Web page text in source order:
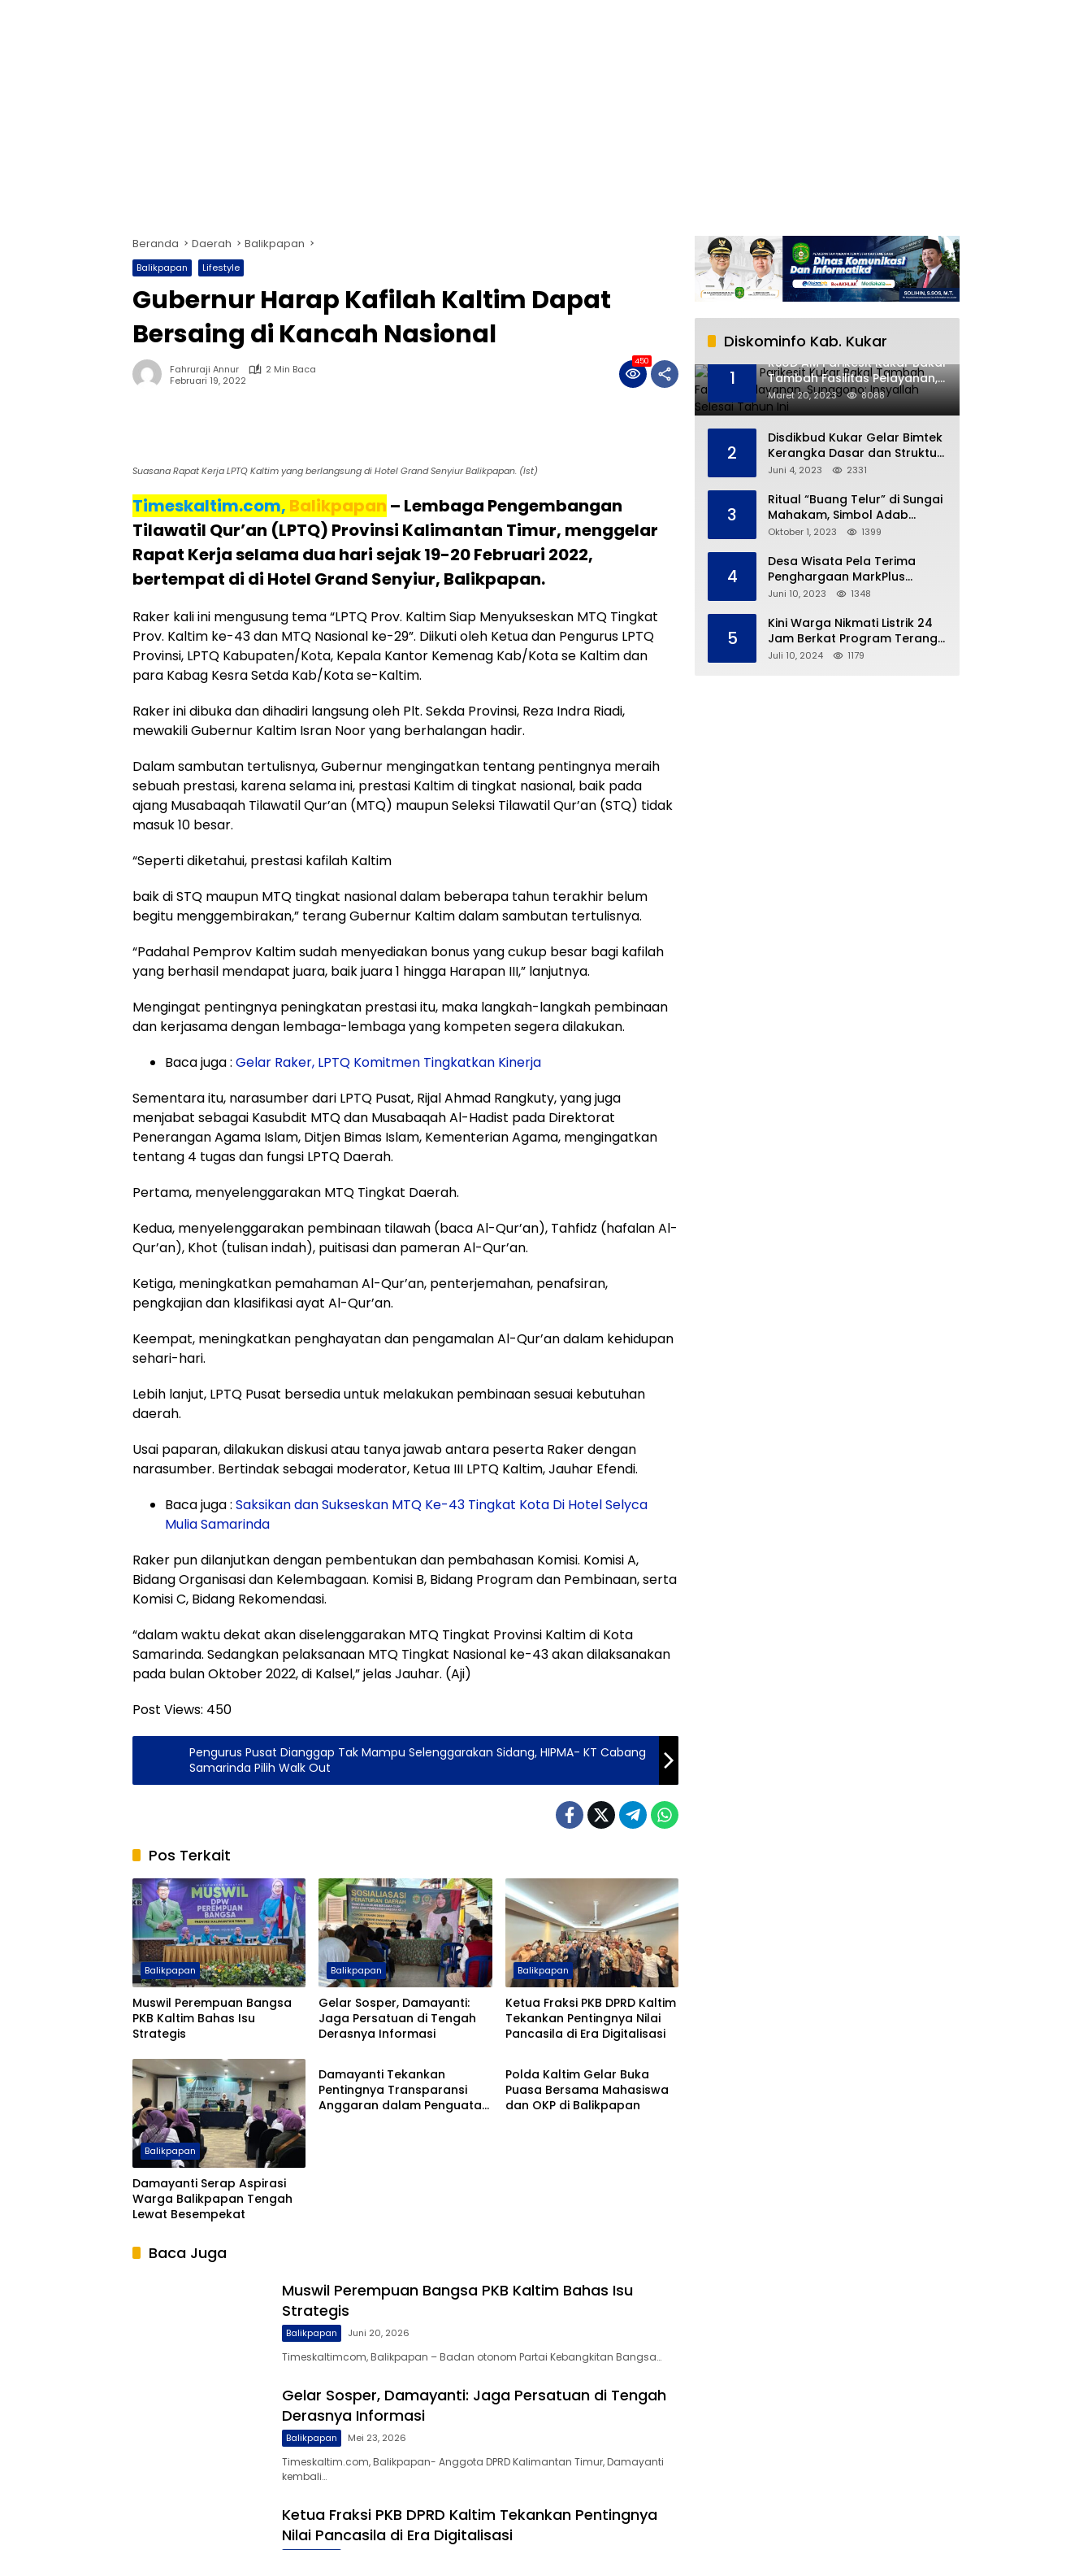
Beranda Daerah Balikpapan
Balikpapan Lifestyle
Gubernur Harap Kafilah Kaltim Dapat
Bersaing di Kancah Nasional
Fahruraji Annur
2 Min Baca
Februari 19, 2022
450
Suasana Rapat Kerja LPTQ Kaltim yang berlangsung di Hotel Grand Senyiur Balikpapan. (Ist)
Timeskaltim.com, Balikpapan – Lembaga Pengembangan
Tilawatil Qur’an (LPTQ) Provinsi Kalimantan Timur, menggelar
Rapat Kerja selama dua hari sejak 19-20 Februari 2022,
bertempat di di Hotel Grand Senyiur, Balikpapan.
Raker kali ini mengusung tema “LPTQ Prov. Kaltim Siap Menyukseskan MTQ Tingkat
Prov. Kaltim ke-43 dan MTQ Nasional ke-29”. Diikuti oleh Ketua dan Pengurus LPTQ
Provinsi, LPTQ Kabupaten/Kota, Kepala Kantor Kemenag Kab/Kota se Kaltim dan
para Kabag Kesra Setda Kab/Kota se-Kaltim.
Raker ini dibuka dan dihadiri langsung oleh Plt. Sekda Provinsi, Reza Indra Riadi,
mewakili Gubernur Kaltim Isran Noor yang berhalangan hadir.
Dalam sambutan tertulisnya, Gubernur mengingatkan tentang pentingnya meraih
sebuah prestasi, karena selama ini, prestasi Kaltim di tingkat nasional, baik pada
ajang Musabaqah Tilawatil Qur’an (MTQ) maupun Seleksi Tilawatil Qur’an (STQ) tidak
masuk 10 besar.
“Seperti diketahui, prestasi kafilah Kaltim
baik di STQ maupun MTQ tingkat nasional dalam beberapa tahun terakhir belum
begitu menggembirakan,” terang Gubernur Kaltim dalam sambutan tertulisnya.
“Padahal Pemprov Kaltim sudah menyediakan bonus yang cukup besar bagi kafilah
yang berhasil mendapat juara, baik juara 1 hingga Harapan III,” lanjutnya.
Mengingat pentingnya peningkatan prestasi itu, maka langkah-langkah pembinaan
dan kerjasama dengan lembaga-lembaga yang kompeten segera dilakukan.
Baca juga : Gelar Raker, LPTQ Komitmen Tingkatkan Kinerja
Sementara itu, narasumber dari LPTQ Pusat, Rijal Ahmad Rangkuty, yang juga
menjabat sebagai Kasubdit MTQ dan Musabaqah Al-Hadist pada Direktorat
Penerangan Agama Islam, Ditjen Bimas Islam, Kementerian Agama, mengingatkan
tentang 4 tugas dan fungsi LPTQ Daerah.
Pertama, menyelenggarakan MTQ Tingkat Daerah.
Kedua, menyelenggarakan pembinaan tilawah (baca Al-Qur’an), Tahfidz (hafalan Al-
Qur’an), Khot (tulisan indah), puitisasi dan pameran Al-Qur’an.
Ketiga, meningkatkan pemahaman Al-Qur’an, penterjemahan, penafsiran,
pengkajian dan klasifikasi ayat Al-Qur’an.
Keempat, meningkatkan penghayatan dan pengamalan Al-Qur’an dalam kehidupan
sehari-hari.
Lebih lanjut, LPTQ Pusat bersedia untuk melakukan pembinaan sesuai kebutuhan
daerah.
Usai paparan, dilakukan diskusi atau tanya jawab antara peserta Raker dengan
narasumber. Bertindak sebagai moderator, Ketua III LPTQ Kaltim, Jauhar Efendi.
Baca juga : Saksikan dan Sukseskan MTQ Ke-43 Tingkat Kota Di Hotel Selyca
Mulia Samarinda
Raker pun dilanjutkan dengan pembentukan dan pembahasan Komisi. Komisi A,
Bidang Organisasi dan Kelembagaan. Komisi B, Bidang Program dan Pembinaan, serta
Komisi C, Bidang Rekomendasi.
“dalam waktu dekat akan diselenggarakan MTQ Tingkat Provinsi Kaltim di Kota
Samarinda. Sedangkan pelaksanaan MTQ Tingkat Nasional ke-43 akan dilaksanakan
pada bulan Oktober 2022, di Kalsel,” jelas Jauhar. (Aji)
Post Views: 450
Pengurus Pusat Dianggap Tak Mampu Selenggarakan Sidang, HIPMA- KT Cabang
Samarinda Pilih Walk Out
Pos Terkait
Balikpapan
Muswil Perempuan Bangsa
PKB Kaltim Bahas Isu
Strategis
Balikpapan
Gelar Sosper, Damayanti:
Jaga Persatuan di Tengah
Derasnya Informasi
Balikpapan
Ketua Fraksi PKB DPRD Kaltim
Tekankan Pentingnya Nilai
Pancasila di Era Digitalisasi
Balikpapan
Damayanti Serap Aspirasi
Warga Balikpapan Tengah
Lewat Besempekat
Balikpapan
Damayanti Tekankan
Pentingnya Transparansi
Anggaran dalam Penguatan
Balikpapan
Polda Kaltim Gelar Buka
Puasa Bersama Mahasiswa
dan OKP di Balikpapan
Baca Juga
Muswil Perempuan Bangsa PKB Kaltim Bahas Isu
Strategis
Balikpapan Juni 20, 2026
Timeskaltimcom, Balikpapan – Badan otonom Partai Kebangkitan Bangsa…
Gelar Sosper, Damayanti: Jaga Persatuan di Tengah
Derasnya Informasi
Balikpapan Mei 23, 2026
Timeskaltim.com, Balikpapan- Anggota DPRD Kalimantan Timur, Damayanti
kembali…
Ketua Fraksi PKB DPRD Kaltim Tekankan Pentingnya
Nilai Pancasila di Era Digitalisasi
Diskominfo Kab. Kukar
1
RSUD AM Parikesit Kukar Bakal
Tambah Fasilitas Pelayanan,
Sunggono: Insyallah Selesai
Tahun Ini
Maret 20, 2023 8088
2
Disdikbud Kukar Gelar Bimtek
Kerangka Dasar dan Struktur
Kurikulum Merdeka
Juni 4, 2023 2331
3
Ritual “Buang Telur” di Sungai
Mahakam, Simbol Adab
Tradisi Ngulur Naga
Oktober 1, 2023 1399
4
Desa Wisata Pela Terima
Penghargaan MarkPlus
Tourism
Juni 10, 2023 1348
5
Kini Warga Nikmati Listrik 24
Jam Berkat Program Terang
Kampung Ku
Juli 10, 2024 1179